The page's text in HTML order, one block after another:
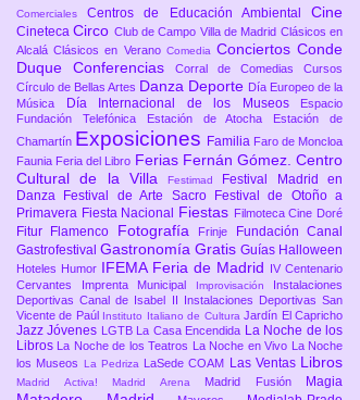
ComercialesCentros de Educación AmbientalCine
CinetecaCirco Club de Campo Villa de Madrid Clásicos en
AlcaláClásicos en Verano Comedia ConciertosConde
Duque Conferencias Corral de Comedias Cursos
Círculo de Bellas Artes Danza Deporte Día Europeo de la
Música
Día Internacional de los Museos
Espacio
Fundación Telefónica
Estación de Atocha
Estación de
Chamartín Exposiciones Familia Faro de Moncloa
Faunia Feria del Libro Ferias Fernán Gómez. Centro
Cultural de la VillaFestimad
Festival Madrid en
Danza
Festival de Arte Sacro
Festival de Otoño a
Primavera Fiesta Nacional Fiestas Filmoteca Cine Doré
Fitur Flamenco Fotografía Frinje
Fundación Canal
Gastrofestival Gastronomía Gratis Guías Halloween
Hoteles Humor IFEMA Feria de Madrid
IV Centenario
Cervantes
Imprenta Municipal Improvisación
Instalaciones
Deportivas Canal de Isabel II
Instalaciones Deportivas San
Vicente de Paúl
Instituto Italiano de CulturaJardín El Capricho
JazzJóvenes LGTB La Casa Encendida La Noche de los
Libros
La Noche de los Teatros La Noche en Vivo
La Noche
los Museos
La Pedriza LaSede COAM Las Ventas Libros
Madrid Activa! Madrid Arena Madrid Fusión Magia